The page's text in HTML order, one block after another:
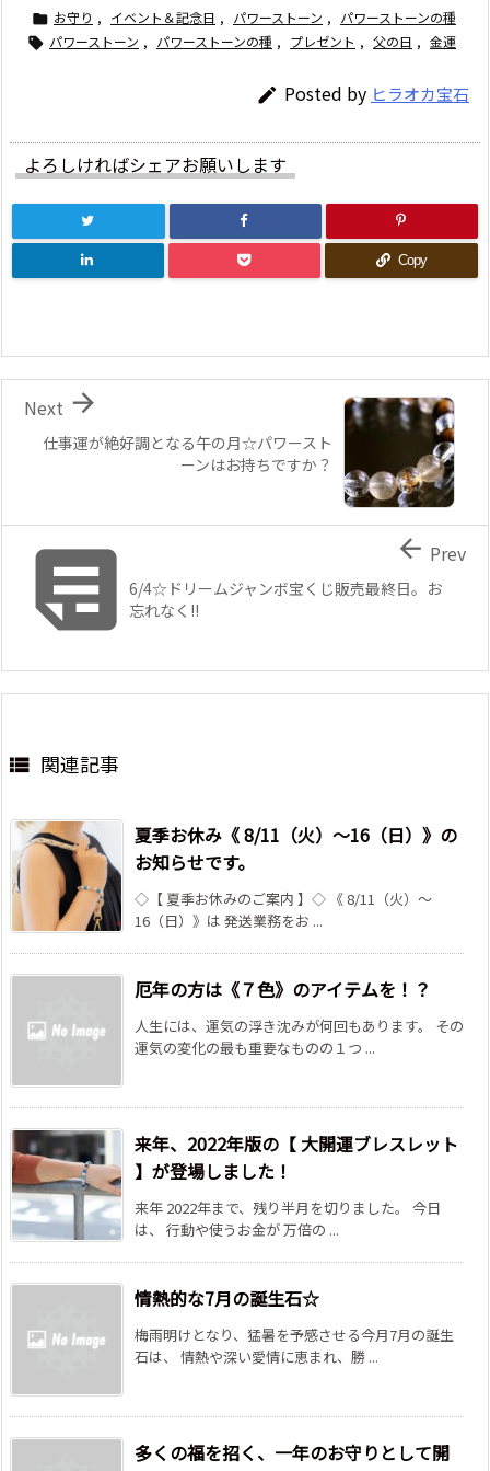
 お守り , イベント＆記念日 , パワーストーン , パワーストーンの種
 パワーストーン , パワーストーンの種 , プレゼント , 父の日 , 金運
 Posted by ヒラオカ宝石
よろしければシェアお願いします
Copy
仕事運が絶好調となる午の月☆パワースト
ーンはお持ちですか？

Next
6/4☆ドリームジャンボ宝くじ販売最終日。お
忘れなく!!
 Prev
 関連記事
夏季お休み《 8/11（火）～16（日）》の
お知らせです。
◇【 夏季お休みのご案内 】◇ 《 8/11（火）～
16（日）》は 発送業務をお ...
厄年の方は《７色》のアイテムを！？
人生には、運気の浮き沈みが何回もあります。 その
運気の変化の最も重要なものの１つ ...
来年、2022年版の【 大開運ブレスレット
】が登場しました！
来年 2022年まで、残り半月を切りました。 今日
は、 行動や使うお金が 万倍の ...
情熱的な7月の誕生石☆
梅雨明けとなり、猛暑を予感させる今月7月の誕生
石は、 情熱や深い愛情に恵まれ、勝 ...
多くの福を招く、一年のお守りとして開